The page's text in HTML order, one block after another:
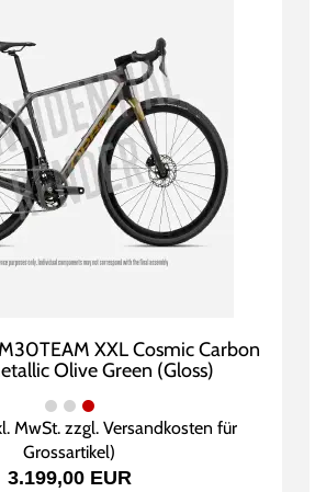
XXL Cosmic Carbon
Olive Green (Gloss)
MwSt. zzgl. Versandkosten für
Grossartikel)
3.199,00 EUR